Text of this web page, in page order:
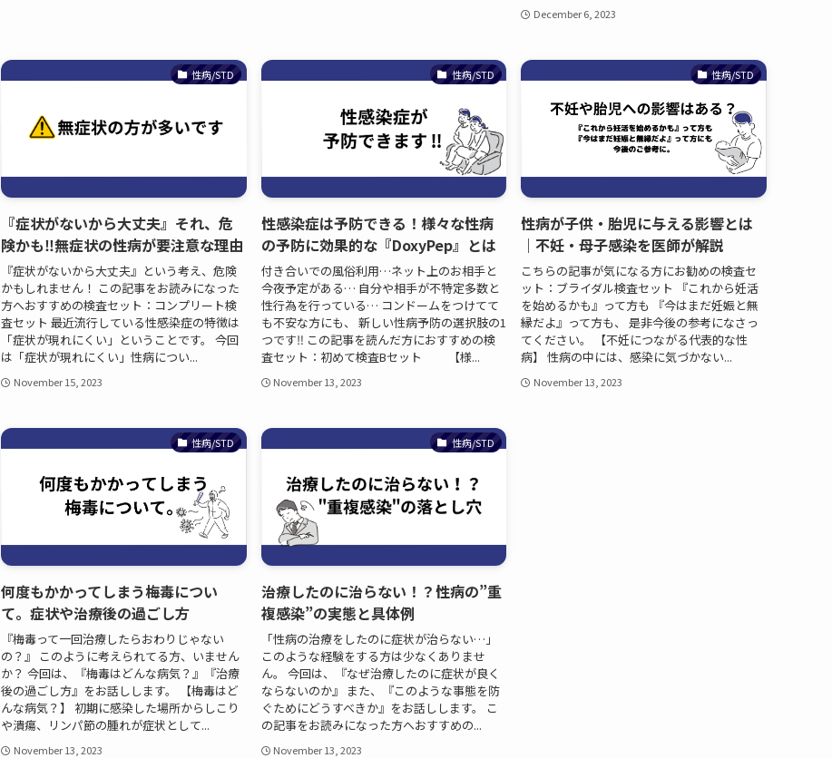
December 6, 2023
性病/STD
『症状がないから大丈夫』それ、危
険かも‼無症状の性病が要注意な理由
『症状がないから大丈夫』という考え、危険
かもしれません！ この記事をお読みになった
方へおすすめの検査セット：コンプリート検
査セット 最近流行している性感染症の特徴は
「症状が現れにくい」ということです。 今回
は「症状が現れにくい」性病につい...
November 15, 2023
性病/STD
性感染症は予防できる！様々な性病
の予防に効果的な『DoxyPep』とは
付き合いでの風俗利用…ネット上のお相手と
今夜予定がある… 自分や相手が不特定多数と
性行為を行っている… コンドームをつけてて
も不安な方にも、 新しい性病予防の選択肢の1
つです‼ この記事を読んだ方におすすめの検
査セット：初めて検査Bセット 【様...
November 13, 2023
性病/STD
性病が子供・胎児に与える影響とは
｜不妊・母子感染を医師が解説
こちらの記事が気になる方にお勧めの検査セ
ット：ブライダル検査セット 『これから妊活
を始めるかも』って方も 『今はまだ妊娠と無
縁だよ』って方も、 是非今後の参考になさっ
てください。 【不妊につながる代表的な性
病】 性病の中には、感染に気づかない...
November 13, 2023
性病/STD
何度もかかってしまう梅毒につい
て。症状や治療後の過ごし方
『梅毒って一回治療したらおわりじゃない
の？』 このように考えられてる方、いません
か？ 今回は、『梅毒はどんな病気？』『治療
後の過ごし方』をお話しします。 【梅毒はど
んな病気？】 初期に感染した場所からしこり
や潰瘍、リンパ節の腫れが症状として...
November 13, 2023
性病/STD
治療したのに治らない！？性病の”重
複感染”の実態と具体例
「性病の治療をしたのに症状が治らない…」
このような経験をする方は少なくありませ
ん。 今回は、『なぜ治療したのに症状が良く
ならないのか』 また、『このような事態を防
ぐためにどうすべきか』をお話しします。 こ
の記事をお読みになった方へおすすめの...
November 13, 2023